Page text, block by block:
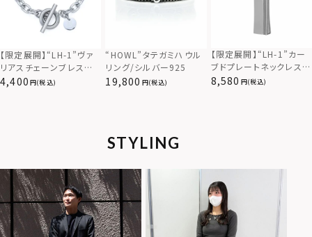
【限定展開】“LH-1”ヴァ
リアスチェーンブレスレッ
ト/アズキ/サージカルス
4,400 (税込)
“HOWL”タテガミハウル
リング/シルバー925
19,800 (税込)
【限定展開】“LH-1”カー
ブドプレートネックレス/
サージカルステンレス（金
8,580 (税込)
STYLING